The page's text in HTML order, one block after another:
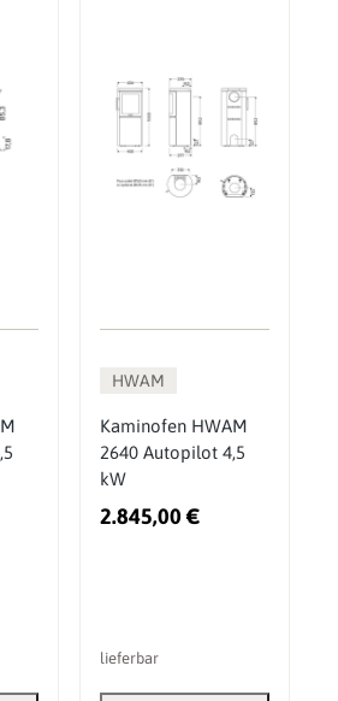
HWAM
Kaminofen HWAM
2640 Autopilot 4,5
kW
2.845,00 €
lieferbar